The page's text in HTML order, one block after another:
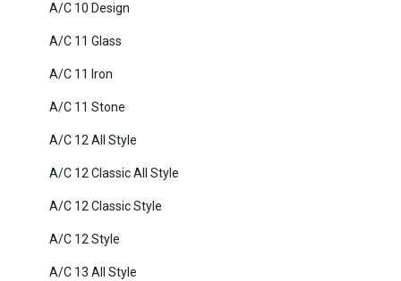
A/C 10 Design
A/C 11 Glass
A/C 11 Iron
A/C 11 Stone
A/C 12 All Style
A/C 12 Classic All Style
A/C 12 Classic Style
A/C 12 Style
A/C 13 All Style